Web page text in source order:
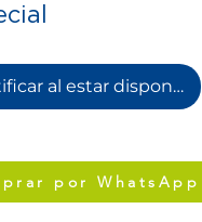
al estar disponible
por WhatsApp